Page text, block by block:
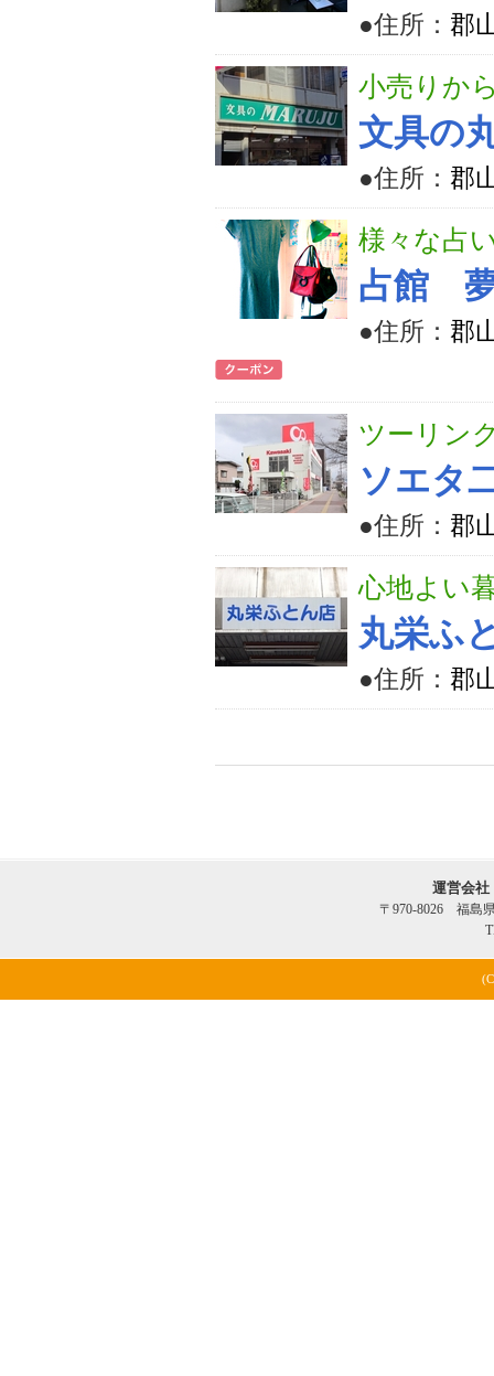
●住所： 郡
小売りか
文具の
●住所： 郡
様々な占
占館
●住所： 郡
ツーリン
ソエタ
●住所： 郡
心地よい
丸栄ふ
●住所： 郡
運営会
〒970-8026 福島